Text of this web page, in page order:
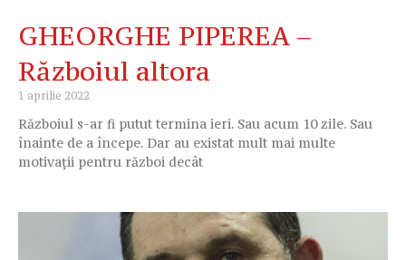
GHEORGHE PIPEREA –
Războiul altora
1 aprilie 2022
Războiul s-ar fi putut termina ieri. Sau acum 10 zile. Sau
înainte de a începe. Dar au existat mult mai multe
motivații pentru război decât